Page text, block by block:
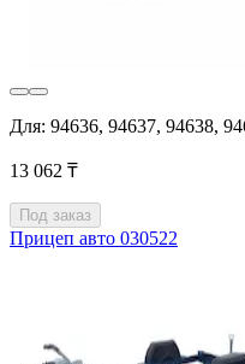
Для: 94636, 94637, 94638,
13 062 ₸
Под заказ
Прицеп авто 030522